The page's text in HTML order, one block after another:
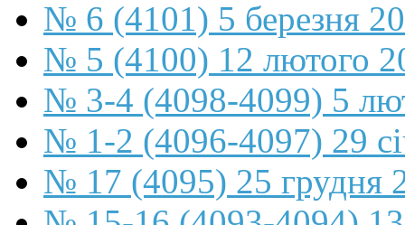
№ 6 (4101) 5 березня
№ 5 (4100) 12 лютого
№ 3-4 (4098-4099) 5
№ 1-2 (4096-4097) 29
№ 17 (4095) 25 грудня